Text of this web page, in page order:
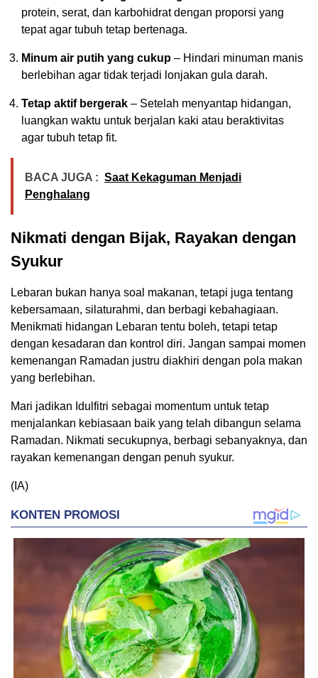
protein, serat, dan karbohidrat dengan proporsi yang
tepat agar tubuh tetap bertenaga.
Minum air putih yang cukup – Hindari minuman manis
berlebihan agar tidak terjadi lonjakan gula darah.
Tetap aktif bergerak – Setelah menyantap hidangan,
luangkan waktu untuk berjalan kaki atau beraktivitas
agar tubuh tetap fit.
BACA JUGA : Saat Kekaguman Menjadi
Penghalang
Nikmati dengan Bijak, Rayakan dengan
Syukur
Lebaran bukan hanya soal makanan, tetapi juga tentang
kebersamaan, silaturahmi, dan berbagi kebahagiaan.
Menikmati hidangan Lebaran tentu boleh, tetapi tetap
dengan kesadaran dan kontrol diri. Jangan sampai momen
kemenangan Ramadan justru diakhiri dengan pola makan
yang berlebihan.
Mari jadikan Idulfitri sebagai momentum untuk tetap
menjalankan kebiasaan baik yang telah dibangun selama
Ramadan. Nikmati secukupnya, berbagi sebanyaknya, dan
rayakan kemenangan dengan penuh syukur.
(IA)